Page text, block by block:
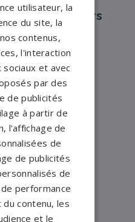
et marbriers
proximité
- Allaire→
-Auray→
-Belz→
- Brech→
-BUBRY→
-Carentoir→
- Crach→
- Erdeven→
utilisateur, la
du site, la
contenus,
l'interaction
et avec
par des
de publicités
à partir de
l'affichage de
de
de publicités
de
performance
contenu, les
et le